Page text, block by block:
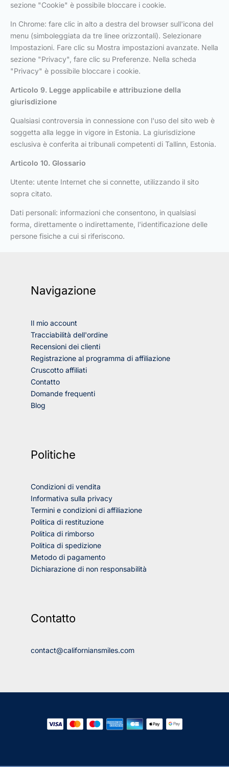
sezione "Cookie" è possibile bloccare i cookie.
In Chrome: fare clic in alto a destra del browser sull'icona del
menu (simboleggiata da tre linee orizzontali). Selezionare
Impostazioni. Fare clic su Mostra impostazioni avanzate. Nella
sezione "Privacy", fare clic su Preferenze. Nella scheda
"Privacy" è possibile bloccare i cookie.
Articolo 9. Legge applicabile e attribuzione della
giurisdizione
Qualsiasi controversia in connessione con l'uso del sito web è
soggetta alla legge in vigore in Estonia. La giurisdizione
esclusiva è conferita ai tribunali competenti di Tallinn, Estonia.
Articolo 10. Glossario
Utente: utente Internet che si connette, utilizzando il sito
sopra citato.
Dati personali: informazioni che consentono, in qualsiasi
forma, direttamente o indirettamente, l'identificazione delle
persone fisiche a cui si riferiscono.
Navigazione
Il mio account
Tracciabilità dell'ordine
Recensioni dei clienti
Registrazione al programma di affiliazione
Cruscotto affiliati
Contatto
Domande frequenti
Blog
Politiche
Condizioni di vendita
Informativa sulla privacy
Termini e condizioni di affiliazione
Politica di restituzione
Politica di rimborso
Politica di spedizione
Metodo di pagamento
Dichiarazione di non responsabilità
Contatto
contact@californiansmiles.com